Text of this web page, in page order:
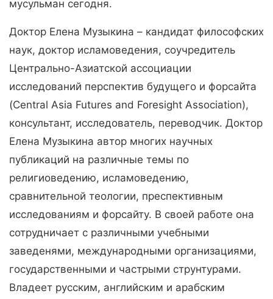
мусульман сегодня.
Доктор Елена Музыкина – кандидат философских
наук, доктор исламоведения, соучредитель
Центрально-Азиатской ассоциации
исследований перспектив будущего и форсайта
(Central Asia Futures and Foresight Association),
консультант, исследователь, переводчик. Доктор
Елена Музыкина автор многих научных
публикаций на различные темы по
религиоведению, исламоведению,
сравнительной теологии, преспективным
исследованиям и форсайту. В своей работе она
сотрудничает с различными учебными
заведенями, международными организациями,
государственными и частрыми струнтурами.
Владеет русским, английским и арабским